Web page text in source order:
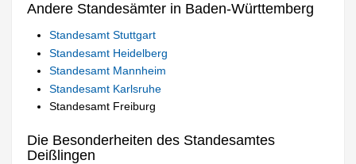
Andere Standesämter in Baden-Württemberg
Standesamt Stuttgart
Standesamt Heidelberg
Standesamt Mannheim
Standesamt Karlsruhe
Standesamt Freiburg
Die Besonderheiten des Standesamtes
Deißlingen